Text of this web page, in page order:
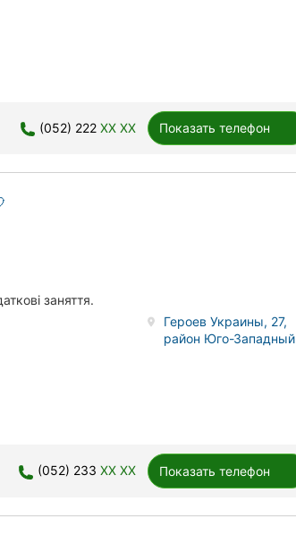
(052) 222 XX XX Показать телефон
заняття.
Героев Украины, 27,
район Юго-Западный
(052) 233 XX XX Показать телефон